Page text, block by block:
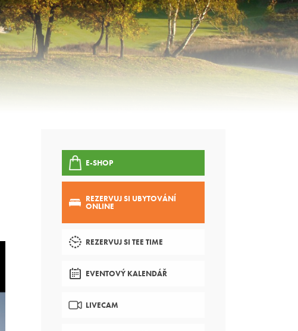
E-SHOP
REZERVUJ SI UBYTOVÁNÍ
ONLINE
REZERVUJ SI TEE TIME
EVENTOVÝ KALENDÁŘ
LIVECAM